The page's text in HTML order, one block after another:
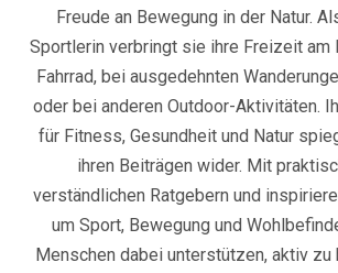
Freude an Bewegung in der Natur.
Sportlerin verbringt sie ihre Freizeit am
Fahrrad, bei ausgedehnten
oder bei anderen Outdoor-Aktivitäten.
für Fitness, Gesundheit und Natur
ihren Beiträgen wider. Mit
verständlichen Ratgebern und
um Sport, Bewegung und
Menschen dabei unterstützen, aktiv zu